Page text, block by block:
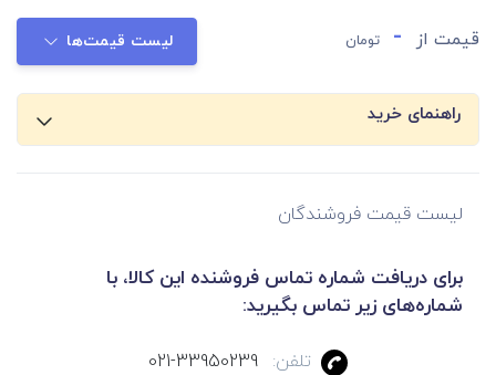
قیمت از - تومان لیست قیمت‌ها
راهنمای خرید
لیست قیمت فروشندگان
برای دریافت شماره تماس فروشنده این کالا، با
شماره‌های زیر تماس بگیرید:
تلفن:
021-33950239